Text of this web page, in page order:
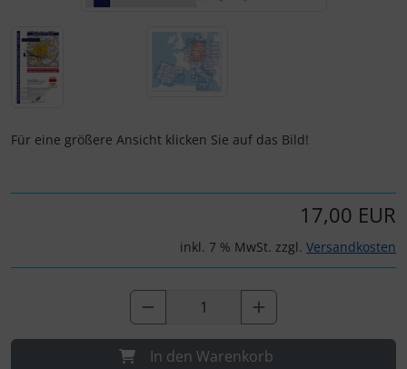
Für eine größere Ansicht klicken Sie auf das Bild!
17,00 EUR
inkl. 7 % MwSt. zzgl. Versandkosten
In den Warenkorb
Instrumente
Mückenputzer
Navigation
Reifen, Schläuche und Co.
Schrauben, Muttern & Co.
Schlüsselanhänger
Schmuck
Taschen
Thermikhüte